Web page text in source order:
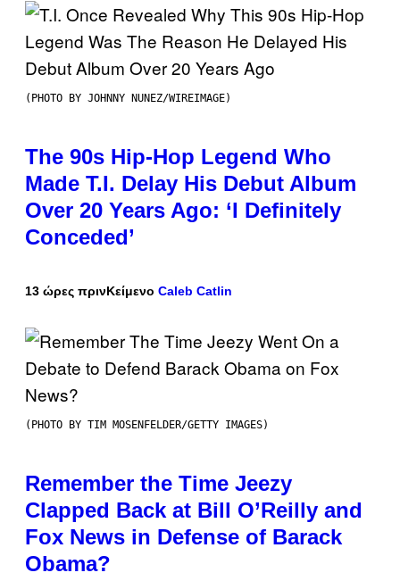
(PHOTO BY JOHNNY NUNEZ/WIREIMAGE)
The 90s Hip-Hop Legend Who
Made T.I. Delay His Debut Album
Over 20 Years Ago: ‘I Definitely
Conceded’
13 ώρες πρινΚείμενο Caleb Catlin
(PHOTO BY TIM MOSENFELDER/GETTY IMAGES)
Remember the Time Jeezy
Clapped Back at Bill O’Reilly and
Fox News in Defense of Barack
Obama?